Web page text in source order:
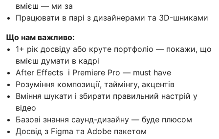
вмієш — ми за
Працювати в парі з дизайнерами та 3D-шниками
Що нам важливо:
1+ рік досвіду або круте портфоліо — покажи, що
вмієш думати в кадрі
After Effects і Premiere Pro — must have
Розуміння композиції, таймінгу, акцентів
Вміння шукати і збирати правильний настрій у
відео
Базові знання саунд-дизайну — буде плюсом
Досвід з Figma та Adobe пакетом